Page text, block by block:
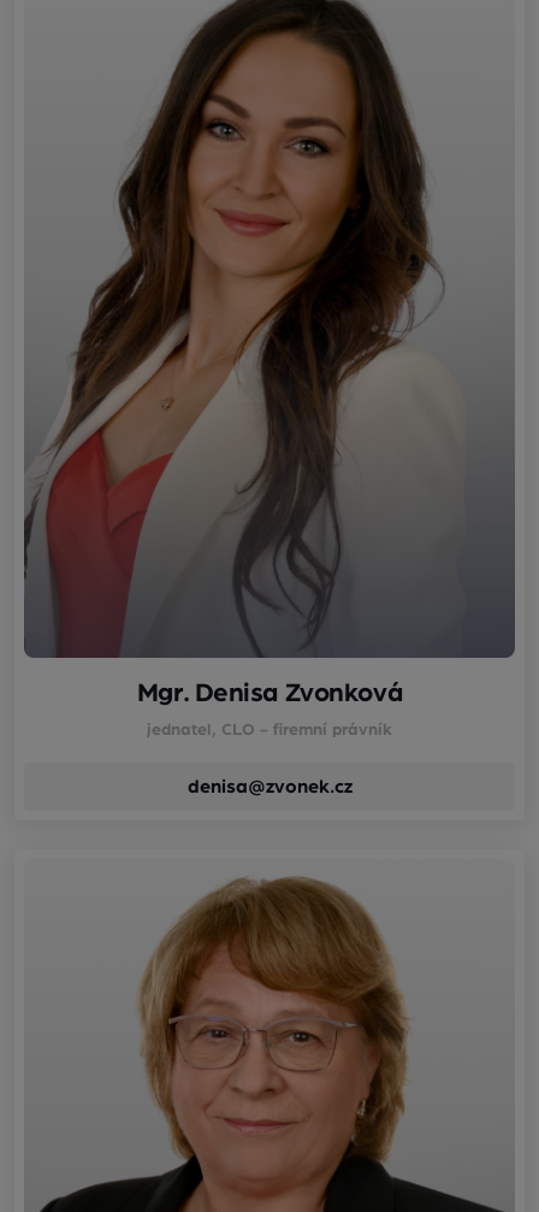
Mgr. Denisa Zvonková
jednatel, CLO - firemní právník
denisa@zvonek.cz